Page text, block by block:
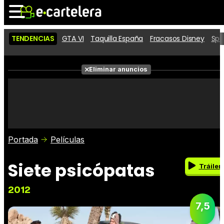
Noticias
Cartelera
Críticas
TENDENCIAS GTA VI Taquilla España Fracasos Disney
Eliminar anuncios
Portada Películas
Siete psicópatas
2012
Tráiler
7,5